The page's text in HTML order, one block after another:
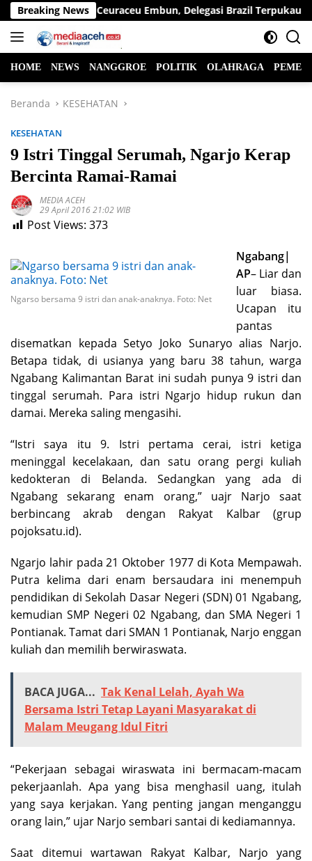
Langsung
ke
konten
Breaking News
Dabus hingga Ceuraceu Embun, Delegasi Brazil Terpukau
HOME NEWS NANGGROE POLITIK OLAHRAGA
Beranda KESEHATAN
KESEHATAN
9 Istri Tinggal Serumah, Ngarjo Kerap
Bercinta Ramai-Ramai
MEDIA ACEH
29 April 2016 21:02 WIB
Post Views: 373
Ngarso bersama 9 istri dan anak-anaknya. Foto: Net
Ngabang|
AP– Liar dan
luar biasa.
Ucapan itu
pantas
disematkan kepada Setyo Joko Sunaryo alias Narjo.
Betapa tidak, di usianya yang baru 38 tahun, warga
Ngabang Kalimantan Barat ini sudah punya 9 istri dan
tinggal serumah. Para istri Ngarjo hidup rukun dan
damai. Mereka saling mengasihi.
“Istri saya itu 9. Istri pertama cerai, istri ketiga
meninggal kecelakaan, dan satu orang pergi kuliah
kedokteran di Belanda. Sedangkan yang ada di
Ngabang sekarang enam orang,” uajr Narjo saat
berbincang akrab dengan Rakyat Kalbar (grup
pojoksatu.id).
Ngarjo lahir pada 21 Oktober 1977 di Kota Mempawah.
Putra kelima dari enam bersaudara ini menempuh
pendidikan di Sekolah Dasar Negeri (SDN) 01 Ngabang,
kemudian SMP Negeri 02 Ngabang, dan SMA Negeri 1
Pontianak. Tamat dari SMAN 1 Pontianak, Narjo enggan
kuliah dan memilih berwiraswata.
BACA JUGA... Tak Kenal Lelah, Ayah Wa
Bersama Istri Tetap Layani Masyarakat di
Malam Meugang Idul Fitri
“Pekerjaan sebagai wiraswata ini bermacam-macam
pekerjaanlah. Apa yang bisa menghasil uang, itulah
yang saya kerjakan. Yang penting jangan menganggu
orang lain,” ujar Narjo sembari santai di kediamannya.
Saat ditemui wartawan Rakyat Kalbar, Narjo yang